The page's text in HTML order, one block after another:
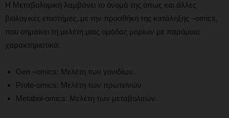
Η Μεταβολομική λαμβάνει το όνομά της όπως και άλλες
βιολογικές επιστήμες, με την προσθήκη της κατάληξης –omics,
που σημαίνει τη μελέτη μιας ομάδας μορίων με παρόμοια
χαρακτηριστικά:
Gen –omics: Μελέτη των γονιδίων.
Prote-omics: Μελέτη των πρωτεϊνών
Metabol-omics: Μελέτη των μεταβολιτών.